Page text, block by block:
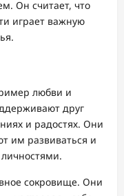
Он считает, что
играет важную
любви и
друг
и радостях. Они
им развиваться и
сокровище. Они